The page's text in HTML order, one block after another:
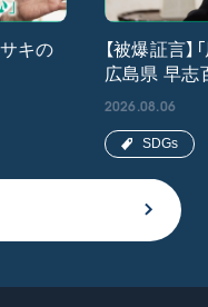
サキの
【被爆証言
広島県 早志
2026.08.06
SDGs